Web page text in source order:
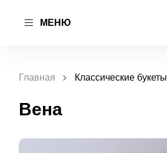
МЕНЮ
Главная Классические букеты
Вена